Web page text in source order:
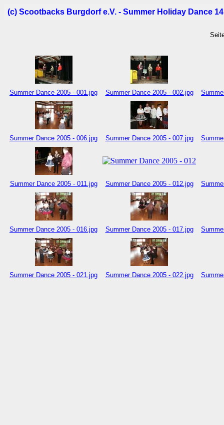
(c) Scootbacks Burgdorf e.V. - Summer Holiday Dance
Summer Dance 2005 - 001.jpg Summer Dance 2005 - 002.jpg
Summer Dance 2005 - 006.jpg Summer Dance 2005 - 007.jpg
Summer Dance 2005 - 011.jpg Summer Dance 2005 - 012.jpg
Summer Dance 2005 - 016.jpg Summer Dance 2005 - 017.jpg
Summer Dance 2005 - 021.jpg Summer Dance 2005 - 022.jpg